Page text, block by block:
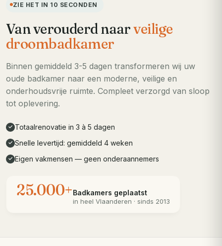
ZIE HET IN 10 SECONDEN
Van verouderd naarveilige
droombadkamer
Binnen gemiddeld 3-5 dagen transformeren wij uw
oude badkamer naar een moderne, veilige en
onderhoudsvrije ruimte. Compleet verzorgd van sloop
tot oplevering.
✓ Totaalrenovatie in 3 à 5 dagen
✓ Snelle levertijd: gemiddeld 4 weken
✓ Eigen vakmensen — geen onderaannemers
25.000+Badkamers geplaatst
in heel Vlaanderen · sinds 2013